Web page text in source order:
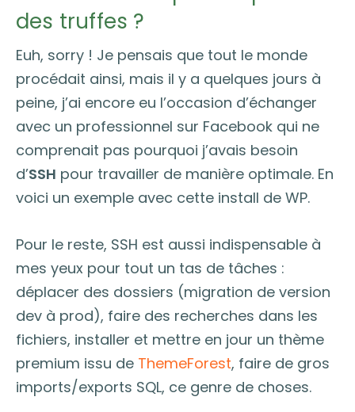
des truffes ?
Euh, sorry ! Je pensais que tout le monde
procédait ainsi, mais il y a quelques jours à
peine, j’ai encore eu l’occasion d’échanger
avec un professionnel sur Facebook qui ne
comprenait pas pourquoi j’avais besoin
d’SSH pour travailler de manière optimale. En
voici un exemple avec cette install de WP.
Pour le reste, SSH est aussi indispensable à
mes yeux pour tout un tas de tâches :
déplacer des dossiers (migration de version
dev à prod), faire des recherches dans les
fichiers, installer et mettre en jour un thème
premium issu de ThemeForest, faire de gros
imports/exports SQL, ce genre de choses.